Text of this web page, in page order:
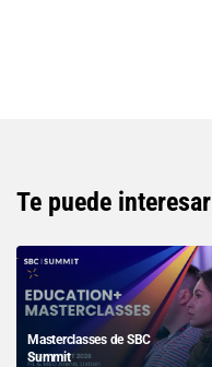
Te puede interesar
Masterclasses de SBC
Summit